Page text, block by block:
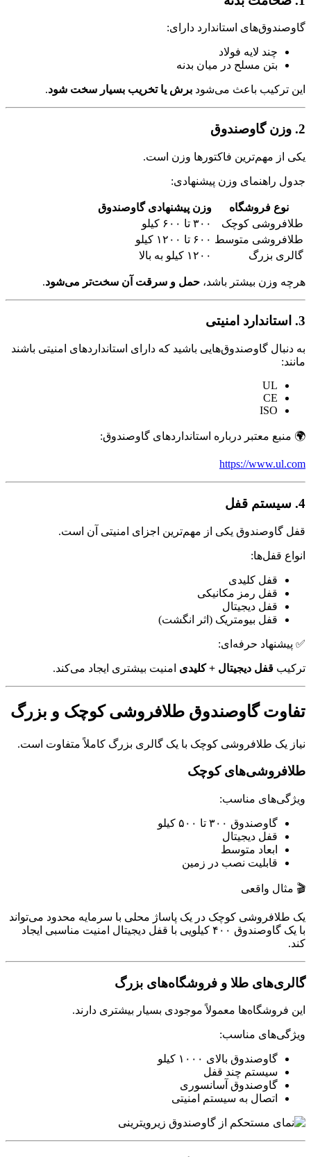
گاوصندوق‌های استاندارد دارای:
چند لایه فولاد
بتن مسلح در میان بدنه
این ترکیب باعث می‌شود برش یا تخریب بسیار سخت شود.
2. وزن گاوصندوق
یکی از مهم‌ترین فاکتورها وزن است.
جدول راهنمای وزن پیشنهادی:
نوع فروشگاه
وزن پیشنهادی گاوصندوق
طلافروشی کوچک
۳۰۰ تا ۶۰۰ کیلو
طلافروشی متوسط ۶۰۰ تا ۱۲۰۰ کیلو
گالری بزرگ
۱۲۰۰ کیلو به بالا
هرچه وزن بیشتر باشد، حمل و سرقت آن سخت‌تر می‌شود.
3. استاندارد امنیتی
به دنبال گاوصندوق‌هایی باشید که دارای استانداردهای امنیتی باشند
مانند:
UL
CE
ISO
🌍 منبع معتبر درباره استانداردهای گاوصندوق:
https://www.ul.com
4. سیستم قفل
قفل گاوصندوق یکی از مهم‌ترین اجزای امنیتی آن است.
انواع قفل‌ها:
قفل کلیدی
قفل رمز مکانیکی
قفل دیجیتال
قفل بیومتریک (اثر انگشت)
✅ پیشنهاد حرفه‌ای:
ترکیب قفل دیجیتال + کلیدی امنیت بیشتری ایجاد می‌کند.
تفاوت گاوصندوق طلافروشی کوچک و بزرگ
نیاز یک طلافروشی کوچک با یک گالری بزرگ کاملاً متفاوت است.
طلافروشی‌های کوچک
ویژگی‌های مناسب:
گاوصندوق ۳۰۰ تا ۵۰۰ کیلو
قفل دیجیتال
ابعاد متوسط
قابلیت نصب در زمین
🎬 مثال واقعی
یک طلافروشی کوچک در یک پاساژ محلی با سرمایه محدود می‌تواند
با یک گاوصندوق ۴۰۰ کیلویی با قفل دیجیتال امنیت مناسبی ایجاد
کند.
گالری‌های طلا و فروشگاه‌های بزرگ
این فروشگاه‌ها معمولاً موجودی بسیار بیشتری دارند.
ویژگی‌های مناسب:
گاوصندوق بالای ۱۰۰۰ کیلو
سیستم چند قفل
گاوصندوق آسانسوری
اتصال به سیستم امنیتی